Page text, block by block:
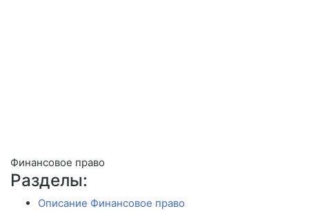
Финансовое право
Разделы:
Описание Финансовое право